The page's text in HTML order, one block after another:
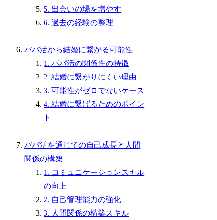
5. 出会いの場を増やす
6. 過去の経験の整理
パパ活から結婚に繋がる可能性
1. パパ活の関係性の特徴
2. 結婚に繋がりにくい理由
3. 可能性がゼロでないケース
4. 結婚に繋げるためのポイン
ト
パパ活を通じての自己成長と人間
関係の構築
1. コミュニケーションスキル
の向上
2. 自己管理能力の強化
3. 人間関係の構築スキル